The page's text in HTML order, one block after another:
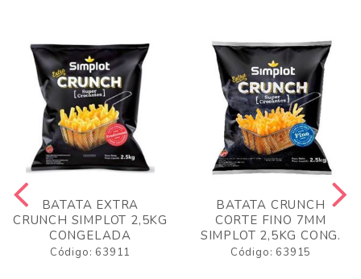
BATATA EXTRA
CRUNCH SIMPLOT 2,5KG
CONGELADA
Código: 63911
BATATA CRUNCH
CORTE FINO 7MM
SIMPLOT 2,5KG CONG.
Código: 63915